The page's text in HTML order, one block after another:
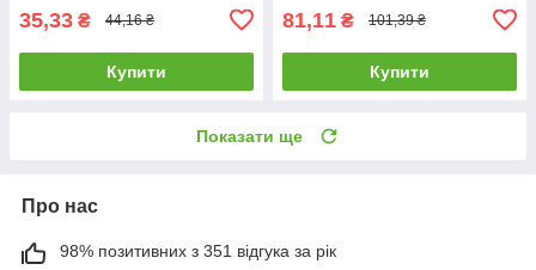
35,33 ₴ 44,16 ₴
Купити
81,11 ₴ 101,39 ₴
Купити
Показати ще
Про нас
98% позитивних з 351 відгука за рік